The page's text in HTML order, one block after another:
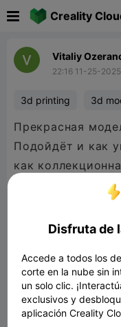
Creality
Vitaliy
22:16 11-25-2025
3d printing 3d
Прекрасная
Подойдëт и как
как
Печатал с
отделением не
Периметров - 2
Верх и низ по 2
Материал silk
Заполнения 10-
Disfruta de
Accede a todos los
corte en la nube sin
un solo clic.
exclusivos y
aplicación Creality